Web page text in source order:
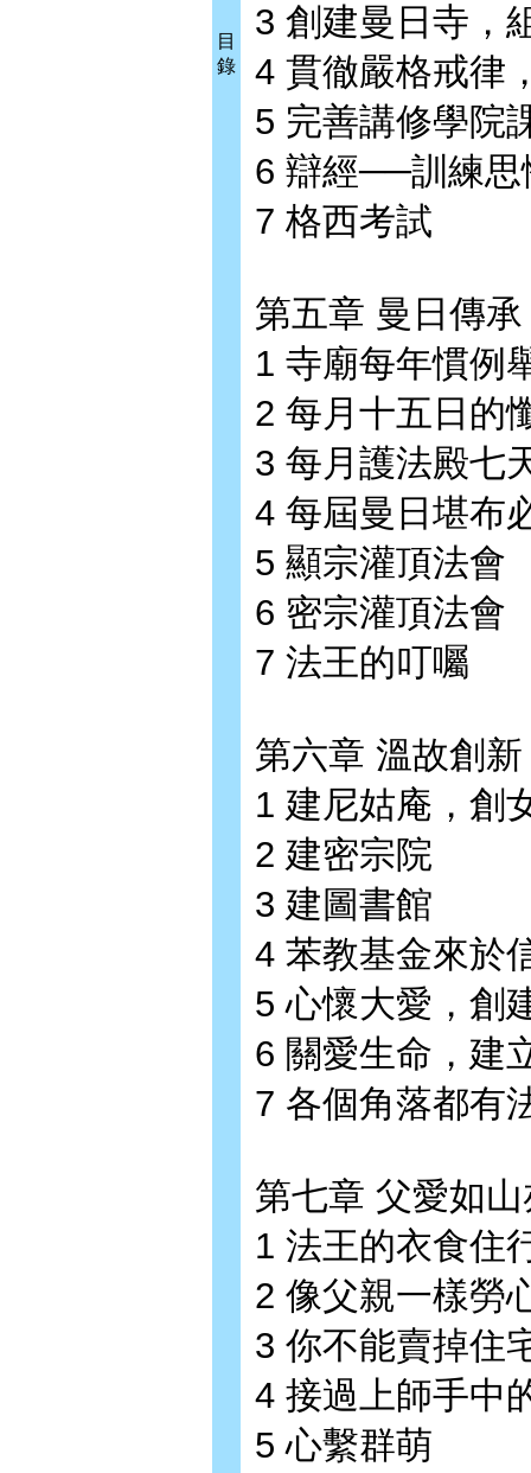
目
錄
3 創建曼日寺，
4 貫徹嚴格戒律
5 完善講修學院
6 辯經──訓練思
7 格西考試
第五章 曼日傳承
1 寺廟每年慣例
2 每月十五日的
3 每月護法殿七
4 每屆曼日堪布
5 顯宗灌頂法會
6 密宗灌頂法會
7 法王的叮囑
第六章 溫故創新
1 建尼姑庵，創
2 建密宗院
3 建圖書館
4 苯教基金來於
5 心懷大愛，創
6 關愛生命，建
7 各個角落都有
第七章 父愛如
1 法王的衣食住
2 像父親一樣勞
3 你不能賣掉住
4 接過上師手中
5 心繫群萌